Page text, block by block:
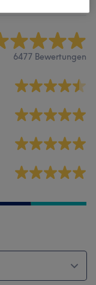
6477 Bewertungen